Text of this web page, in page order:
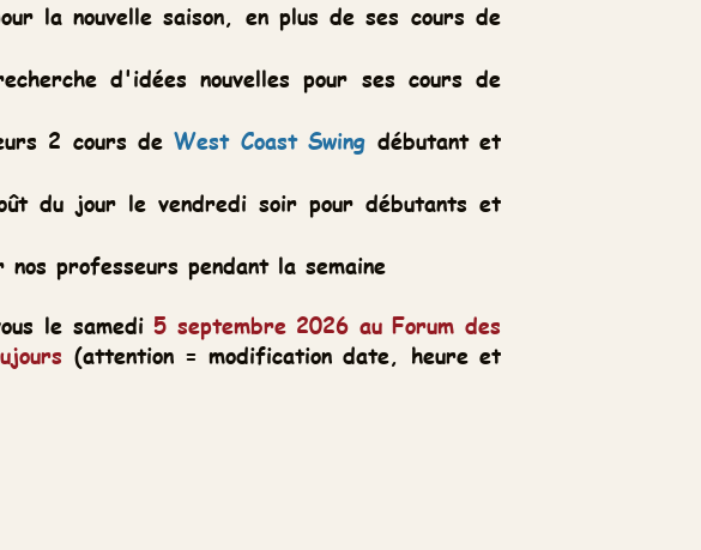
saison, en plus de ses cours de
nouvelles pour ses cours de
de West Coast Swingdébutant et
vendredi soir pour débutants et
pendant la semaine
5 septembre 2026 au Forum des
= modification date, heure et